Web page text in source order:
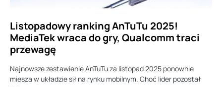
Listopadowy ranking AnTuTu 2025!
MediaTek wraca do gry, Qualcomm traci
przewagę
Najnowsze zestawienie AnTuTu za listopad 2025 ponownie
miesza w układzie sił na rynku mobilnym. Choć lider pozostał